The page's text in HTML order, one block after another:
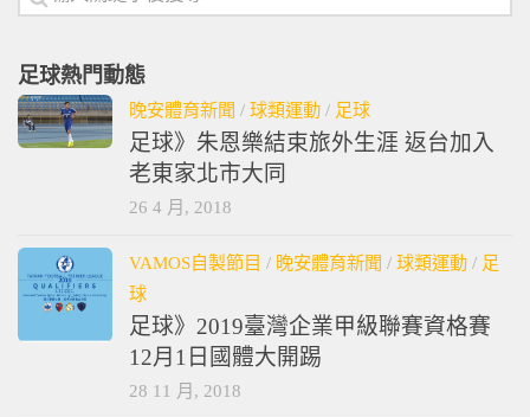
足球熱門動態
晚安體育新聞/球類運動
足球》朱恩樂結束旅外生涯 返台加入
老東家北市大同
26 4 月, 2018
VAMOS自製節目/晚安體育新聞/球類運動/足
球
足球》2019臺灣企業甲級聯賽資格賽